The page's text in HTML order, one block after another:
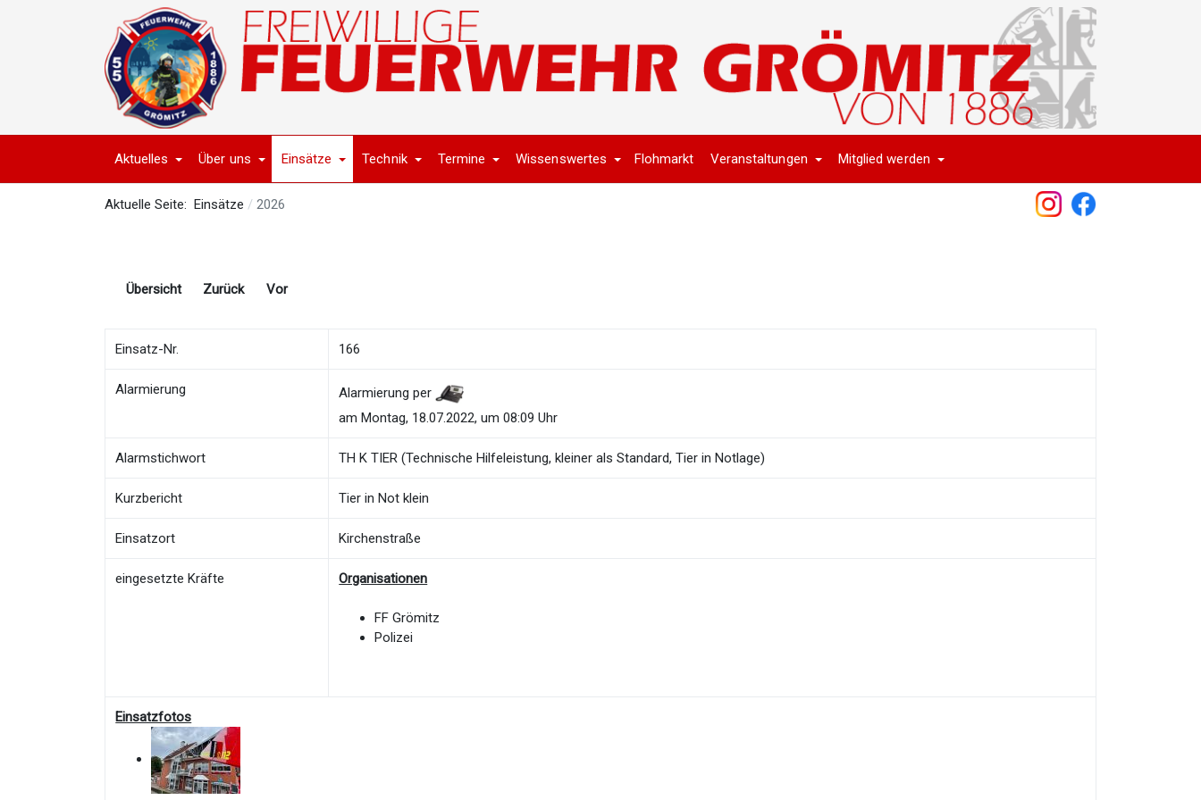
Aktuelles Über uns Einsätze Technik Termine Wissenswertes Flohmarkt Veranstaltungen Mitglied werden
Aktuelle Seite: Einsätze 2026
Übersicht Zurück Vor
Einsatz-Nr. 166
Alarmierung
Alarmierung per
am Montag, 18.07.2022, um 08:09 Uhr
Alarmstichwort TH K TIER (Technische Hilfeleistung, kleiner als Standard, Tier in Notlage)
Kurzbericht Tier in Not klein
Einsatzort Kirchenstraße
eingesetzte Kräfte Organisationen
FF Grömitz
Polizei
Einsatzfotos